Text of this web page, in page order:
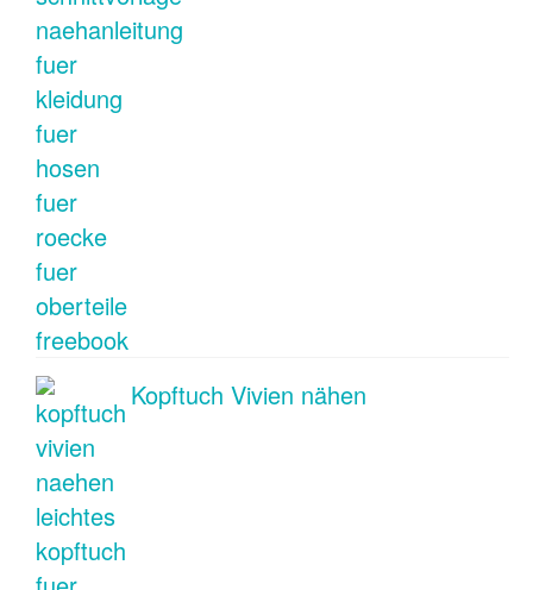
Kopftuch Vivien nähen